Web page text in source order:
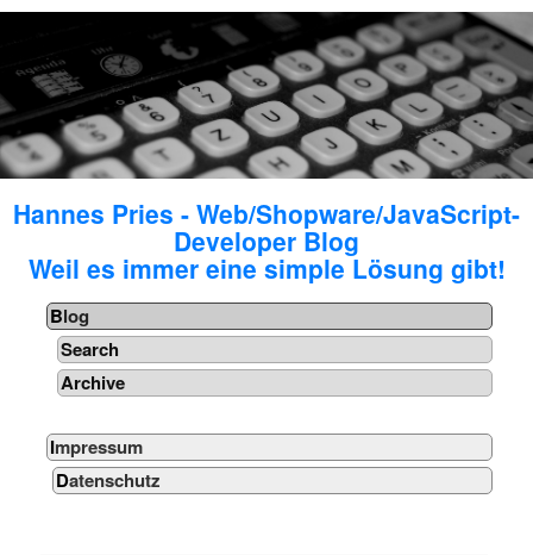
Hannes Pries - Web/Shopware/JavaScript-
Developer Blog
Weil es immer eine simple Lösung gibt!
Blog
Search
Archive
Impressum
Datenschutz